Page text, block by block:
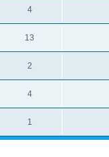
4
13
2
4
1